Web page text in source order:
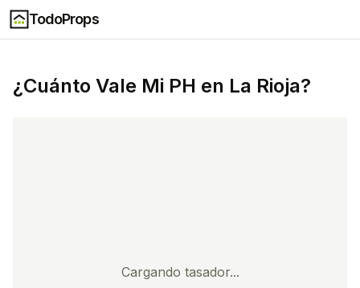
TodoProps
¿Cuánto Vale Mi PH en La Rioja?
Cargando tasador...